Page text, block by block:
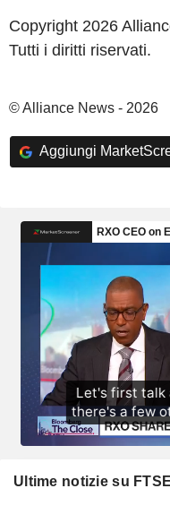
Copyright 2026
Tutti i diritti riservati.
© Alliance News - 2026
Aggiungi
Ultime notizie su